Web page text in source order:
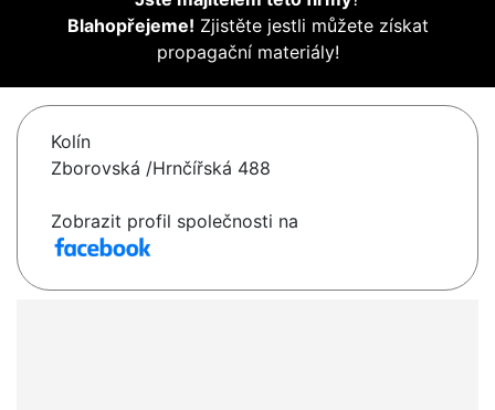
Blahopřejeme! Zjistěte jestli můžete získat
propagační materiály!
Kolín
Zborovská /Hrnčířská 488
Zobrazit profil společnosti na